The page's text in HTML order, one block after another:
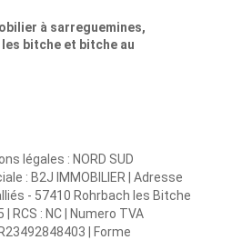
à sarreguemines,
bitche et bitche au
légales : NORD SUD
: B2J IMMOBILIER | Adresse
- 57410 Rohrbach les Bitche
RCS : NC | Numero TVA
| Forme